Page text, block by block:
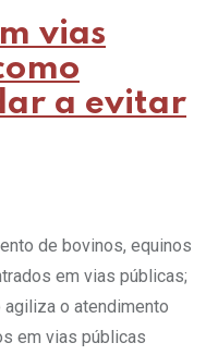
vias
a evitar
de bovinos, equinos
em vias públicas;
o atendimento
em vias públicas